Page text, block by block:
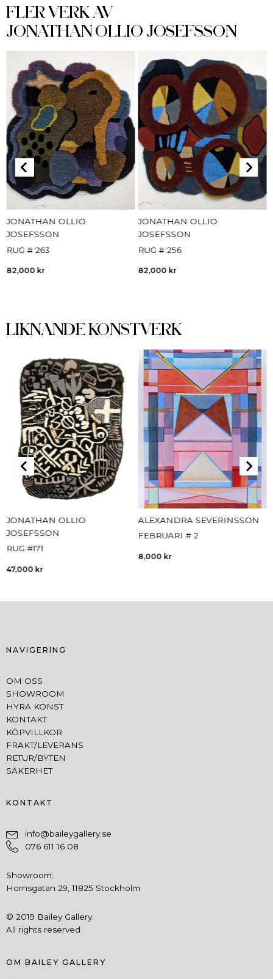
FLER VERK AV
JONATHAN OLLIO JOSEFSSON
JONATHAN OLLIO
JOSEFSSON
RUG # 263
82,000 kr
JONATHAN OLLIO
JOSEFSSON
RUG # 256
82,000 kr
LIKNANDE KONSTVERK
JONATHAN OLLIO
JOSEFSSON
RUG #171
47,000 kr
ALEXANDRA SEVERINSSON
FEBRUARI # 2
8,000 kr
NAVIGERING
OM OSS
SHOWROOM
HYRA KONST
KONTAKT
KÖPVILLKOR
FRAKT/LEVERANS
RETUR/BYTEN
SÄKERHET
KONTAKT
info@baileygallery.se
076 611 16 08
Showroom:
Hornsgatan 29, 11825 Stockholm
© 2019 Bailey Gallery.
All rights reserved
OM BAILEY GALLERY